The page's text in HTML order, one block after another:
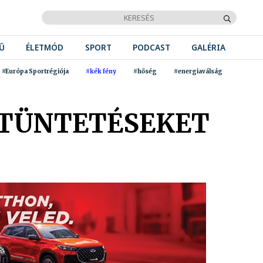
ÉLETMÓD SPORT PODCAST GALÉRIA
#Európa Sportrégiója #kék fény #hőség #energiaválság